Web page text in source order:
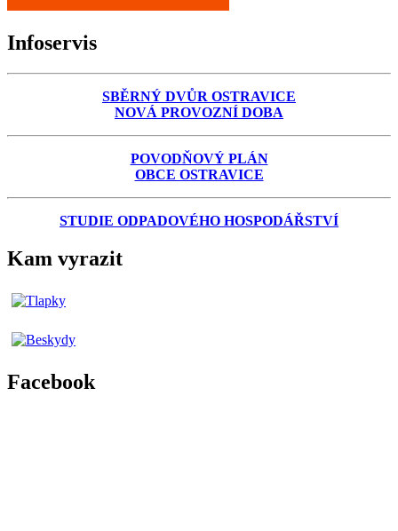
Infoservis
SBĚRNÝ DVŮR OSTRAVICE
NOVÁ PROVOZNÍ DOBA
POVODŇOVÝ PLÁN
OBCE OSTRAVICE
STUDIE ODPADOVÉHO HOSPODÁŘSTVÍ
Kam vyrazit
Facebook